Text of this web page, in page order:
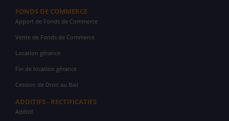
FONDS DE COMMERCE
Apport de Fonds de Commerce
Vente de Fonds de Commerce
Location gérance
Fin de location gérance
Cession de Droit au Bail
ADDITIFS - RECTIFICATIFS
Additif